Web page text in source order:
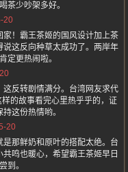
茶少吵架多好。
20
！霸王茶姬的国风设计加上茶
这反向种草太成功了。两岸年
定更热闹啦。
反转剧情满分。台湾网友求代
的故事看完心里热乎乎的，证
这份热情哟。
20
那鲜奶和原叶的搭配太绝。台
鸣也暖心，希望霸王茶姬早日
到。